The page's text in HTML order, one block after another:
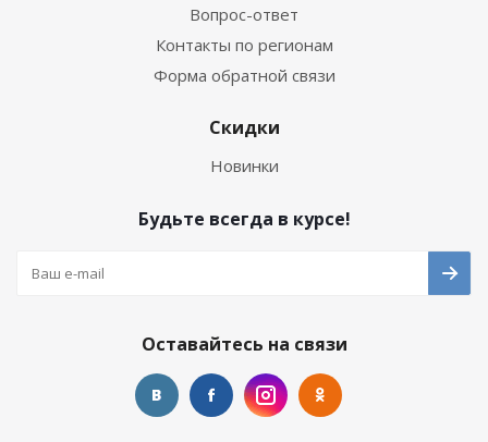
Вопрос-ответ
Контакты по регионам
Форма обратной связи
Скидки
Новинки
Будьте всегда в курсе!
Оставайтесь на связи